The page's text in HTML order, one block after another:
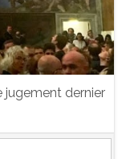
jugement dernier